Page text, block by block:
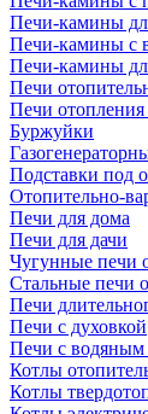
Печи-камины
Печи-камины с
Печи-камины
Печи
Печи отопления
Буржуйки
Подставки под
Отопительно-
Печи для дома
Печи для дачи
Чугунные печи
Стальные печи
Печи
Печи с духовкой
Печи с водяным
Котлы
Котлы